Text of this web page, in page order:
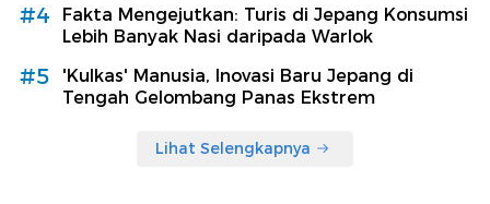
#4
Fakta Mengejutkan: Turis di Jepang Konsumsi
Lebih Banyak Nasi daripada Warlok
#5
'Kulkas' Manusia, Inovasi Baru Jepang di
Tengah Gelombang Panas Ekstrem
Lihat Selengkapnya